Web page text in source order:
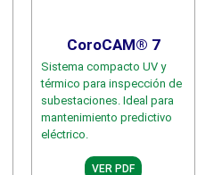
CoroCAM® 7
Sistema compacto UV y
térmico para inspección de
subestaciones. Ideal para
mantenimiento predictivo
eléctrico.
VER PDF